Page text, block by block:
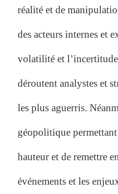
réalité et de
des acteurs internes et
volatilité et
déroutent analystes et
les plus aguerris.
géopolitique
hauteur et de remettre
événements et les